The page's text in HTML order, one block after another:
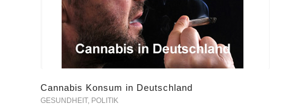
Cannabis Konsum in Deutschland
GESUNDHEIT, POLITIK